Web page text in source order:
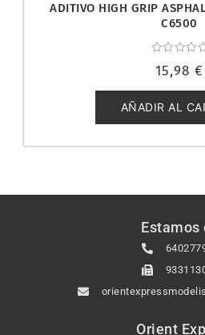
ADITIVO HIGH GRIP
C6500
con
de
5
15,98 €
AÑADIR AL
Estamos
Orient